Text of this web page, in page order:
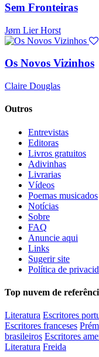
Sem Fronteiras
Jørn Lier Horst
Os Novos Vizinhos
Claire Douglas
Outros
Entrevistas
Editoras
Livros gratuitos
Adivinhas
Livrarias
Vídeos
Poemas musicados
Notícias
Sobre
FAQ
Anuncie aqui
Links
Sugerir site
Política de
Top nuvem de
Literatura Escritores
Escritores franceses
brasileiros Escritores
Literatura Freida